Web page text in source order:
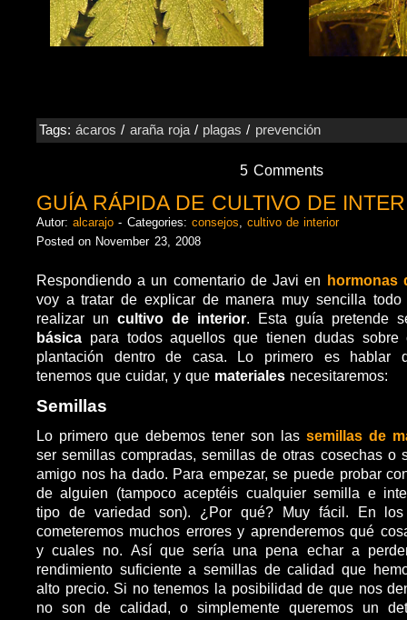
Tags:ácaros / araña roja/ plagas / prevención
5 Comments
GUÍA RÁPIDA DE CULTIVO DE
Autor:alcarajo - Categories: consejos ,cultivo de interior
Posted on November 23, 2008
Respondiendo a un comentario de Javi en hormonas
voy a tratar de explicar de manera muy sencilla
realizar un cultivo de interior. Esta guía pretende
básica para todos aquellos que tienen dudas sobre
plantación dentro de casa. Lo primero es
tenemos que cuidar, y que materiales necesitaremos:
Semillas
Lo primero que debemos tener son las semillas de
ser semillas compradas, semillas de otras cosechas o
amigo nos ha dado. Para empezar, se puede probar
de alguien (tampoco aceptéis cualquier semilla e
tipo de variedad son). ¿Por qué? Muy fácil. En los
cometeremos muchos errores y aprenderemos qué
y cuales no. Así que sería una pena echar a
rendimiento suficiente a semillas de calidad que
alto precio. Si no tenemos la posibilidad de que nos
no son de calidad, o simplemente queremos un